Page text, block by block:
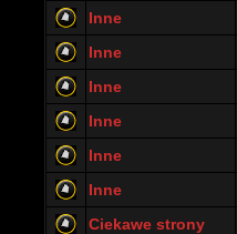
Inne
Inne
Inne
Inne
Inne
Inne
Ciekawe strony